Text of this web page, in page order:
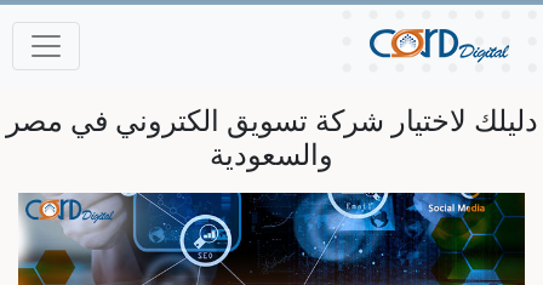
دليلك لاختيار شركة تسويق الكتروني في مصر
والسعودية